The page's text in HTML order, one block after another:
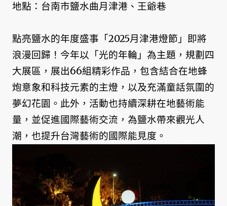
地點：台南市鹽水曲月津港、王爺巷
點亮鹽水的年度盛事「2025月津港燈節」即將
浪漫回歸！今年以「光的年輪」為主題，規劃四
大展區，展出66組精彩作品，包含結合在地蜂
炮意象和科技元素的主燈，以及充滿童話氛圍的
夢幻花園。此外，活動也持續深耕在地藝術能
量，並促進國際藝術交流，為鹽水帶來觀光人
潮，也提升台灣藝術的國際能見度。